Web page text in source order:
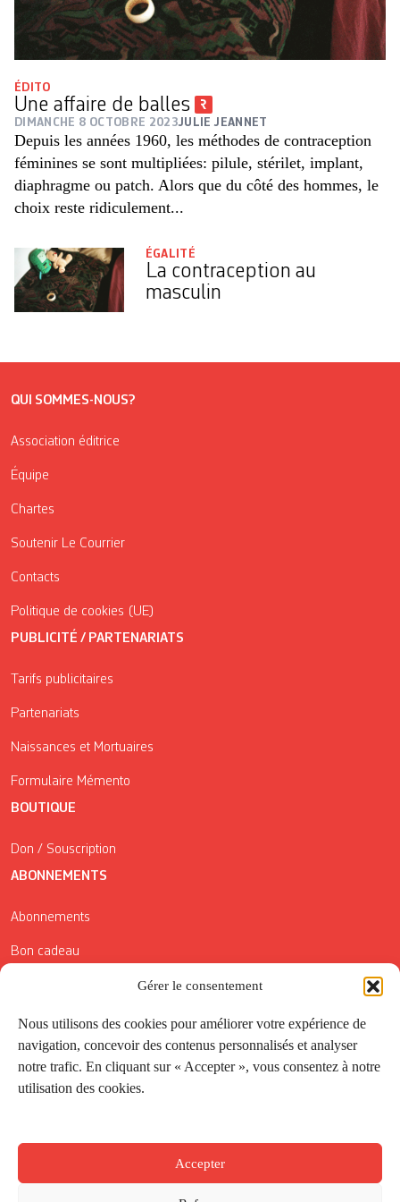
Gérer le consentement
Nous utilisons des cookies pour améliorer votre expérience de
navigation, concevoir des contenus personnalisés et analyser
notre trafic. En cliquant sur « Accepter », vous consentez à notre
utilisation des cookies.
Accepter
ÉDITO
Une affaire de balles
DIMANCHE 8 OCTOBRE 2023JULIE JEANNET
Depuis les années 1960, les méthodes de contraception
féminines se sont multipliées: pilule, stérilet, implant,
diaphragme ou patch. Alors que du côté des hommes, le
choix reste ridiculement...
ÉGALITÉ
La contraception au
masculin
QUI SOMMES-NOUS?
Association éditrice
Équipe
Chartes
Soutenir Le Courrier
Contacts
Politique de cookies (UE)
PUBLICITÉ / PARTENARIATS
Tarifs publicitaires
Partenariats
Naissances et Mortuaires
Formulaire Mémento
BOUTIQUE
Don / Souscription
ABONNEMENTS
Abonnements
Bon cadeau
Conditions générales de vente
Réductions de la Carte Côté Courrier
Application